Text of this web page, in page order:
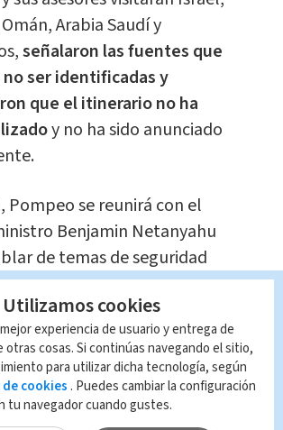
Arabia Saudí y
señalaron las fuentes que
ser identificadas y
que el itinerario no ha
y no ha sido anunciado
Pompeo se reunirá con el
Benjamin Netanyahu
de temas de seguridad
con la malévola
de Irán, establecer y
las relaciones de Israel
y la cooperación para
las economías
e israelí de
Utilizamos cookies
experiencia de usuario y entrega de
cosas. Si continúas navegando el sitio,
para utilizar dicha tecnología, según
cookies . Puedes cambiar la configuración
tu navegador cuando gustes.